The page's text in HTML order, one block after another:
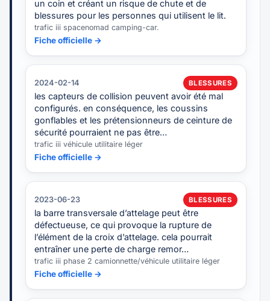
un coin et créant un risque de chute et de
blessures pour les personnes qui utilisent le lit.
trafic iii spacenomad camping-car.
Fiche officielle →
2024-02-14 BLESSURES
les capteurs de collision peuvent avoir été mal
configurés. en conséquence, les coussins
gonflables et les prétensionneurs de ceinture de
sécurité pourraient ne pas être…
trafic iii véhicule utilitaire léger
Fiche officielle →
2023-06-23 BLESSURES
la barre transversale d’attelage peut être
défectueuse, ce qui provoque la rupture de
l’élément de la croix d’attelage. cela pourrait
entraîner une perte de charge remor…
trafic iii phase 2 camionnette/véhicule utilitaire léger
Fiche officielle →